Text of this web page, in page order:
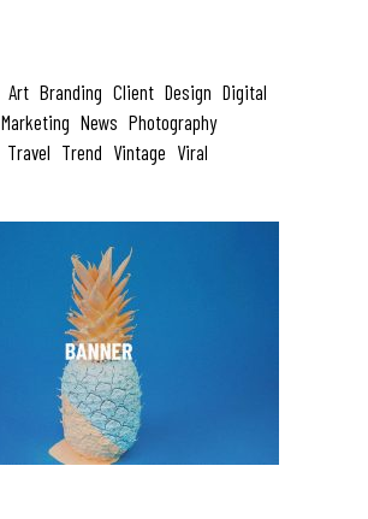
Art Branding Client Design Digital
Marketing News Photography
Travel Trend Vintage Viral